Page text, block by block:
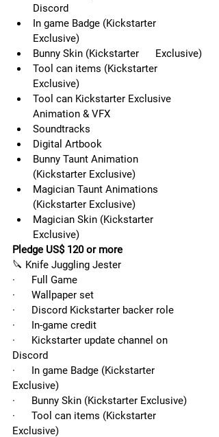
Discord
In game Badge (Kickstarter
Exclusive)
Bunny Skin (Kickstarter      Exclusive)
Tool can items (Kickstarter
Exclusive)
Tool can Kickstarter Exclusive
Animation & VFX
Soundtracks
Digital Artbook
Bunny Taunt Animation
(Kickstarter Exclusive)
Magician Taunt Animations
(Kickstarter Exclusive)
Magician Skin (Kickstarter
Exclusive)
Pledge US$ 120 or more
🔪 Knife Juggling Jester
·      Full Game
·      Wallpaper set
·      Discord Kickstarter backer role
·      In-game credit
·      Kickstarter update channel on
Discord
·      In game Badge (Kickstarter
Exclusive)
·      Bunny Skin (Kickstarter Exclusive)
·      Tool can items (Kickstarter
Exclusive)